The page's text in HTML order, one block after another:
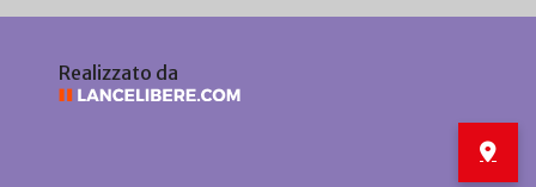
Realizzato da